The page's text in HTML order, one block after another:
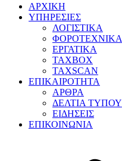
ΑΡΧΙΚΗ
ΥΠΗΡΕΣΙΕΣ
ΛΟΓΙΣΤΙΚΑ
ΦΟΡΟΤΕΧΝΙΚΑ
ΕΡΓΑΤΙΚΑ
TAXBOX
TAXSCAN
ΕΠΙΚΑΙΡΟΤΗΤΑ
ΑΡΘΡΑ
ΔΕΛΤΙΑ ΤΥΠΟΥ
ΕΙΔΗΣΕΙΣ
ΕΠΙΚΟΙΝΩΝΙΑ